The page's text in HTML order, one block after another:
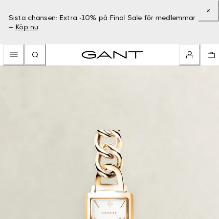
Sista chansen: Extra -10% på Final Sale för medlemmar
– Köp nu